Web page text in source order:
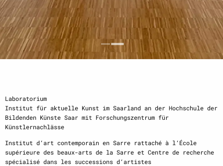
Laboratorium
Institut für aktuelle Kunst im Saarland an der Hochschule der
Bildenden Künste Saar mit Forschungszentrum für
Künstlernachlässe
Institut d‘art contemporain en Sarre rattaché à l‘École
supérieure des beaux-arts de la Sarre et Centre de recherche
spécialisé dans les successions d‘artistes